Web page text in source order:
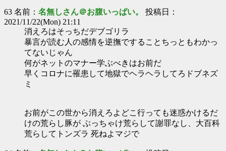
63 名前： 名無しさん＠お腹いっぱい。 投稿日：
2021/11/22(Mon) 21:11
消えろはそっちだデブゴリラ
暴言が読む人の感情を逆撫ですることちっともわかっ
てないじゃん
何がネットのマナー学ぶべきはお前だ
早くコロナに罹患して地獄でヘラヘラしてろドブネズ
ミ
お前がこの世から消えろよどこ行っても迷惑かけるだ
けの荒らし豚が ぶっちゃけ荒らして謝罪なし、大百科
荒らしてトンズラ 死ねよマジで